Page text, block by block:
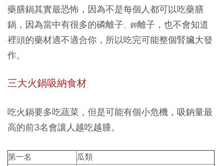
藥膳鍋其實最恐怖，因為不是每個人都可以吃藥膳
鍋，因為當中有很多的磷離子 、鉀離子，也不會知道
裡頭的藥材適不適合你，所以吃完可能整個腎臟大發
作。
三大火鍋吸納食材
吃火鍋要多吃蔬菜，但是可能有個小危機，吸鈉量最
高的前3名會讓人越吃越腫。
第一名
瓜類